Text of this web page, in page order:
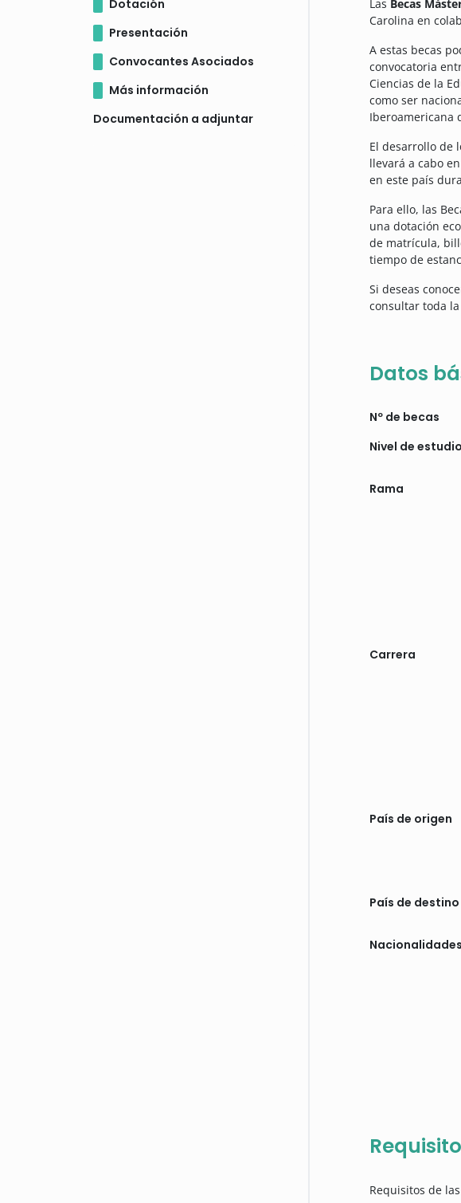
Dotación
Presentación
Convocantes Asociados
Más información
Documentación a adjuntar
Las Becas
Carolina en
A estas becas
convocatoria
Ciencias de la
como ser
Iberoamericana
El desarrollo de
llevará a cabo
en este país
Para ello, las
una dotación
de matrícula,
tiempo de
Si deseas
consultar toda
Datos
Nº de becas
Nivel de estudio
Rama
Carrera
País de origen
País de destino
Nacionalidades
Requisitos de